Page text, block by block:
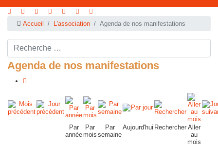
Accueil L'association Agenda de nos manifestations
Rechercher ...
Agenda de nos manifestations
Par
année
Par
mois
Par
semaine
Aujourd'hui Rechercher Aller
au
mois